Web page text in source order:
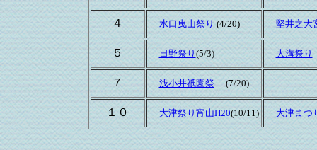
４ 水口曳山祭り (4/20) 堅井之大
５ 日野祭り (5/3) 大溝祭り
７ 浅小井祇園祭 (7/20)
１０ 大津祭り宵山H20(10/11) 大津まつ